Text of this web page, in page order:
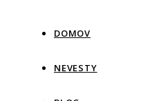
DOMOV
NEVESTY